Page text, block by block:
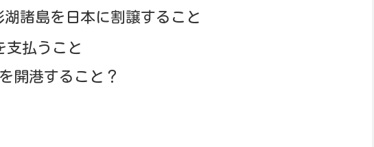
湖諸島を日本に割譲すること
支払うこと
開港すること？